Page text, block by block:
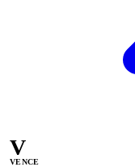
V
VENCE